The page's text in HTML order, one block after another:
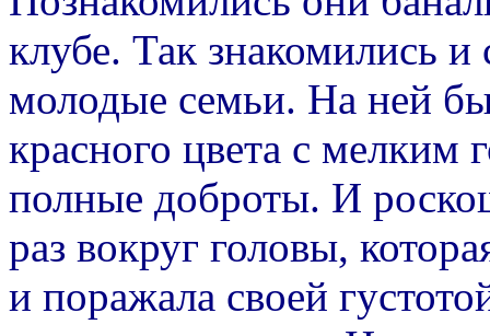
клубе. Так знакомились и
молодые семьи. На ней
красного цвета с мелким
полные доброты. И
раз вокруг головы,
и поражала своей